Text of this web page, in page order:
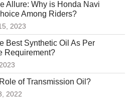
Allure: Why is Honda Navi
Among Riders?
2023
Best Synthetic Oil As Per
Requirement?
of Transmission Oil?
2022